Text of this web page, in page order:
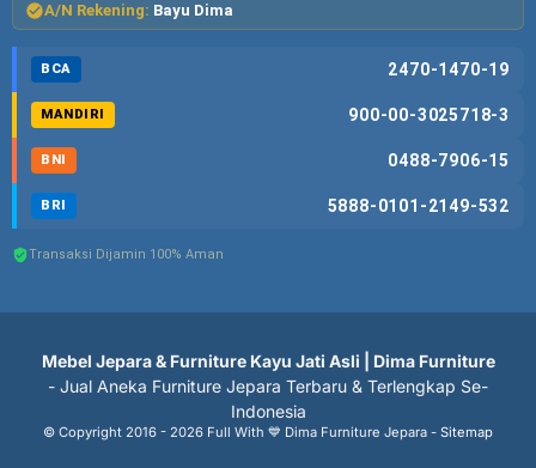
A/N Rekening: Bayu Dima
BCA 2470-1470-19
MANDIRI 900-00-3025718-3
BNI 0488-7906-15
BRI 5888-0101-2149-532
Transaksi Dijamin 100% Aman
Mebel Jepara & Furniture Kayu Jati Asli | Dima Furniture
- Jual Aneka Furniture Jepara Terbaru & Terlengkap Se-
Indonesia
© Copyright 2016 - 2026 Full With 💙 Dima Furniture Jepara - Sitemap